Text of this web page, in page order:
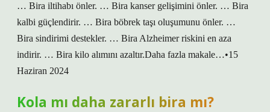
… Bira iltihabı önler. … Bira kanser gelişimini önler. … Bira
kalbi güçlendirir. … Bira böbrek taşı oluşumunu önler. …
Bira sindirimi destekler. … Bira Alzheimer riskini en aza
indirir. … Bira kilo alımını azaltır.Daha fazla makale…•15
Haziran 2024
Kola mı daha zararlı bira mı?